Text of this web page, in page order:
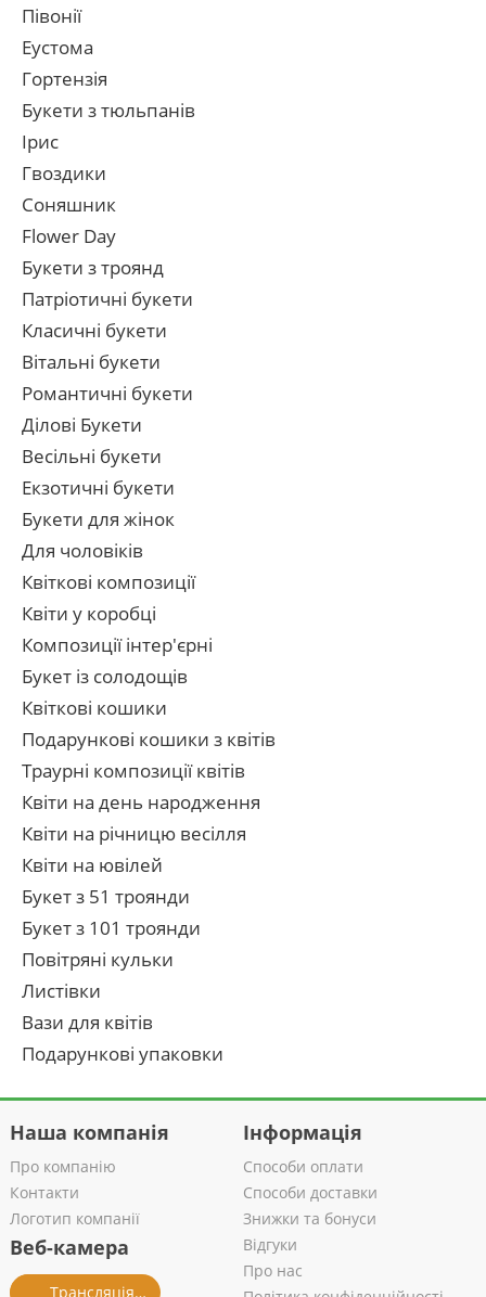
Півонії
Еустома
Гортензія
Букети з тюльпанів
Ірис
Гвоздики
Соняшник
Flower Day
Букети з троянд
Патріотичні букети
Класичні букети
Вітальні букети
Романтичні букети
Ділові Букети
Весільні букети
Екзотичні букети
Букети для жінок
Для чоловіків
Квіткові композиції
Квіти у коробці
Композиції інтер'єрні
Букет із солодощів
Квіткові кошики
Подарункові кошики з квітів
Траурні композиції квітів
Квіти на день народження
Квіти на річницю весілля
Квіти на ювілей
Букет з 51 троянди
Букет з 101 троянди
Повітряні кульки
Листівки
Вази для квітів
Подарункові упаковки
Наша компанія
Про компанію
Контакти
Логотип компанії
Веб-камера
Трансляція із салону
Інформація
Способи оплати
Способи доставки
Знижки та бонуси
Відгуки
Про нас